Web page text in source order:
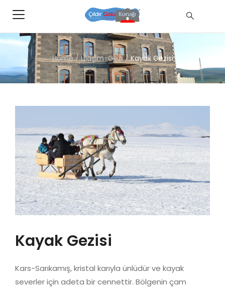
Home/ Ulaşım-Gezi/Kayak Gezisi
Kayak Gezisi
Kars-Sarıkamış, kristal karıyla ünlüdür ve kayak
severler için adeta bir cennettir. Bölgenin çam